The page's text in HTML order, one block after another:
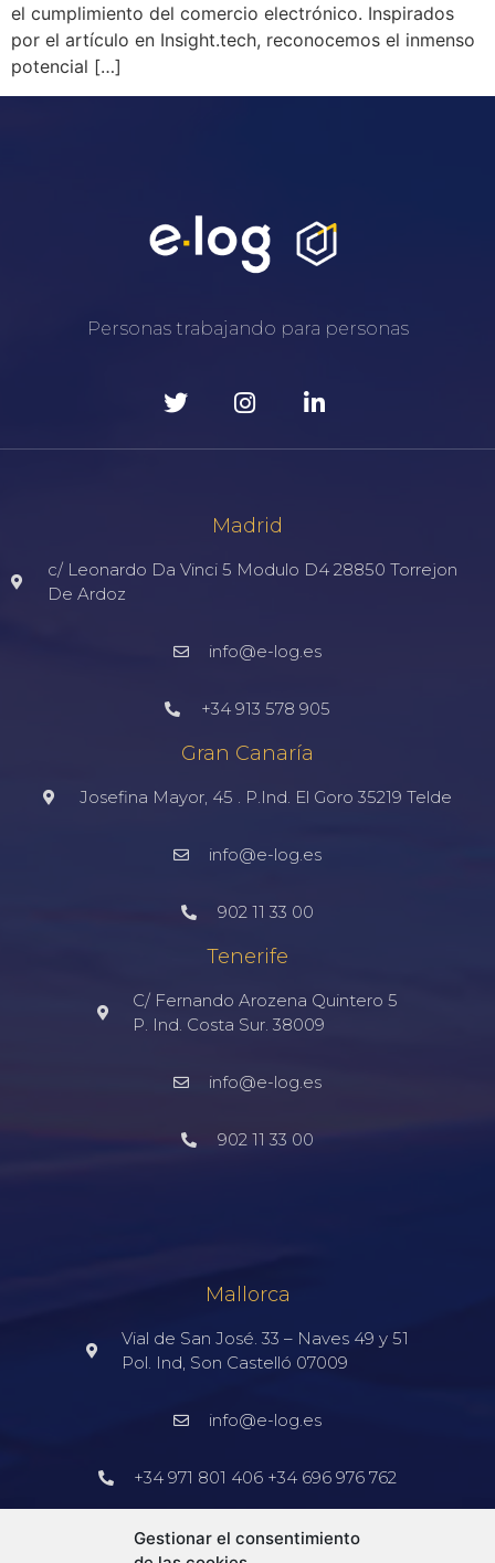
Gestionar el consentimiento
el cumplimiento del comercio electrónico. Inspirados
por el artículo en Insight.tech, reconocemos el inmenso
potencial […]
Personas trabajando para personas
Madrid
c/ Leonardo Da Vinci 5 Modulo D4 28850 Torrejon
De Ardoz
info@e-log.es
+34 913 578 905
Gran Canaría
Josefina Mayor, 45 . P.Ind. El Goro 35219 Telde
info@e-log.es
902 11 33 00
Tenerife
C/ Fernando Arozena Quintero 5
P. Ind. Costa Sur. 38009
info@e-log.es
902 11 33 00
Mallorca
Vial de San José. 33 – Naves 49 y 51
Pol. Ind, Son Castelló 07009
info@e-log.es
+34 971 801 406 +34 696 976 762